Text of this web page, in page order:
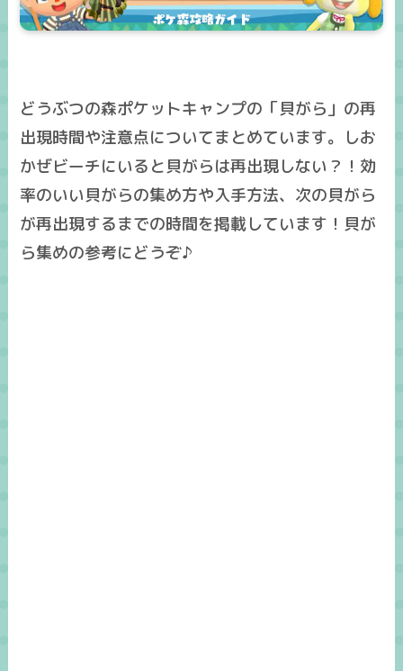
どうぶつの森ポケットキャンプの「貝がら」の再
出現時間や注意点についてまとめています。しお
かぜビーチにいると貝がらは再出現しない？！効
率のいい貝がらの集め方や入手方法、次の貝がら
が再出現するまでの時間を掲載しています！貝が
ら集めの参考にどうぞ♪